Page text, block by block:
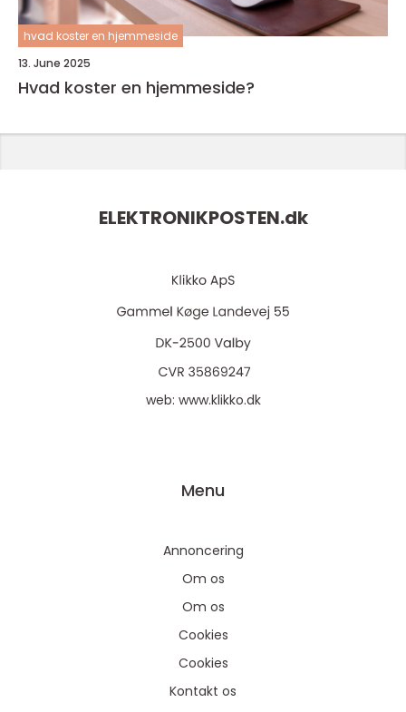
hvad koster en hjemmeside
13. June 2025
Hvad koster en hjemmeside?
ELEKTRONIKPOSTEN.dk
web: www.klikko.dk
Menu
Annoncering
Om os
Om os
Cookies
Cookies
Kontakt os